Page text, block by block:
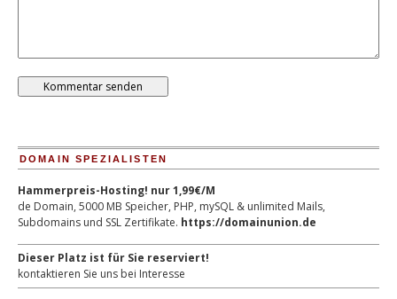
DOMAIN SPEZIALISTEN
Hammerpreis-Hosting! nur 1,99€/M
de Domain, 5000 MB Speicher, PHP, mySQL & unlimited Mails,
Subdomains und SSL Zertifikate. https://domainunion.de
Dieser Platz ist für Sie reserviert!
kontaktieren Sie uns bei Interesse